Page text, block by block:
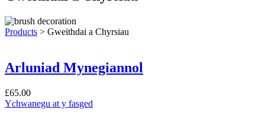
Products > Gweithdai a Chyrsiau
Arluniad Mynegiannol
£65.00
Ychwanegu at y fasged